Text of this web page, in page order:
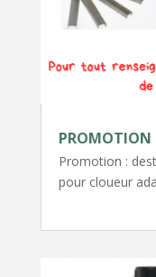
PROMOTION
Promotion :
pour cloueur